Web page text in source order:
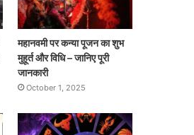
महानवमी पर कन्या पूजन का शुभ
मुहूर्त और विधि – जानिए पूरी
जानकारी
October 1, 2025